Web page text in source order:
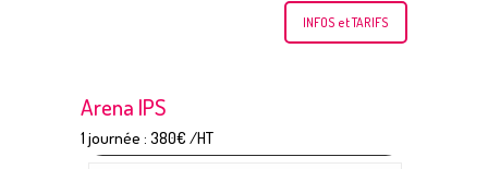
INFOS et TARIFS
Arena IPS
1 journée : 380€ /HT